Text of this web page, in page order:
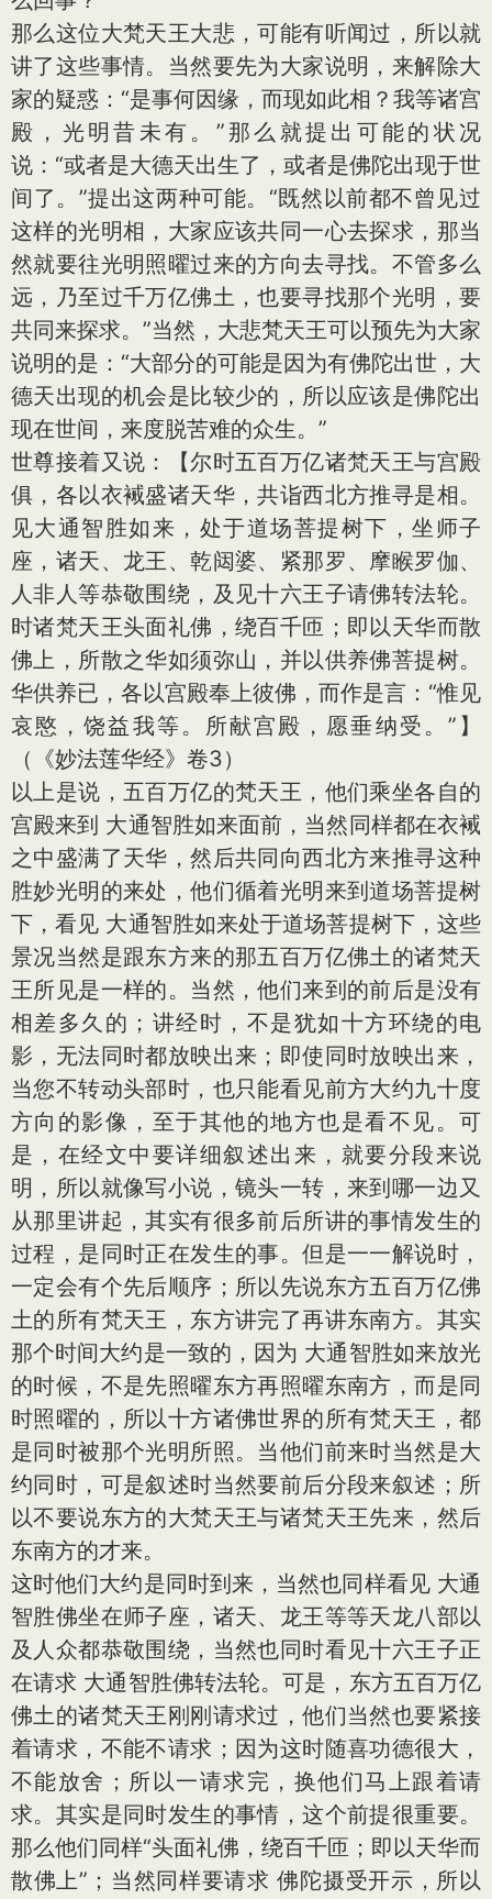
那么这位大梵天王大悲，可能有听闻过，所以就
讲了这些事情。当然要先为大家说明，来解除大
家的疑惑：“是事何因缘，而现如此相？我等诸宫
殿，光明昔未有。”那么就提出可能的状况
说：“或者是大德天出生了，或者是佛陀出现于世
间了。”提出这两种可能。“既然以前都不曾见过
这样的光明相，大家应该共同一心去探求，那当
然就要往光明照曜过来的方向去寻找。不管多么
远，乃至过千万亿佛土，也要寻找那个光明，要
共同来探求。”当然，大悲梵天王可以预先为大家
说明的是：“大部分的可能是因为有佛陀出世，大
德天出现的机会是比较少的，所以应该是佛陀出
现在世间，来度脱苦难的众生。”
世尊接着又说：【尔时五百万亿诸梵天王与宫殿
俱，各以衣裓盛诸天华，共诣西北方推寻是相。
见大通智胜如来，处于道场菩提树下，坐师子
座，诸天、龙王、乾闼婆、紧那罗、摩睺罗伽、
人非人等恭敬围绕，及见十六王子请佛转法轮。
时诸梵天王头面礼佛，绕百千匝；即以天华而散
佛上，所散之华如须弥山，并以供养佛菩提树。
华供养已，各以宫殿奉上彼佛，而作是言：“惟见
哀愍，饶益我等。所献宫殿，愿垂纳受。”】
（《妙法莲华经》卷3）
以上是说，五百万亿的梵天王，他们乘坐各自的
宫殿来到 大通智胜如来面前，当然同样都在衣裓
之中盛满了天华，然后共同向西北方来推寻这种
胜妙光明的来处，他们循着光明来到道场菩提树
下，看见 大通智胜如来处于道场菩提树下，这些
景况当然是跟东方来的那五百万亿佛土的诸梵天
王所见是一样的。当然，他们来到的前后是没有
相差多久的；讲经时，不是犹如十方环绕的电
影，无法同时都放映出来；即使同时放映出来，
当您不转动头部时，也只能看见前方大约九十度
方向的影像，至于其他的地方也是看不见。可
是，在经文中要详细叙述出来，就要分段来说
明，所以就像写小说，镜头一转，来到哪一边又
从那里讲起，其实有很多前后所讲的事情发生的
过程，是同时正在发生的事。但是一一解说时，
一定会有个先后顺序；所以先说东方五百万亿佛
土的所有梵天王，东方讲完了再讲东南方。其实
那个时间大约是一致的，因为 大通智胜如来放光
的时候，不是先照曜东方再照曜东南方，而是同
时照曜的，所以十方诸佛世界的所有梵天王，都
是同时被那个光明所照。当他们前来时当然是大
约同时，可是叙述时当然要前后分段来叙述；所
以不要说东方的大梵天王与诸梵天王先来，然后
东南方的才来。
这时他们大约是同时到来，当然也同样看见 大通
智胜佛坐在师子座，诸天、龙王等等天龙八部以
及人众都恭敬围绕，当然也同时看见十六王子正
在请求 大通智胜佛转法轮。可是，东方五百万亿
佛土的诸梵天王刚刚请求过，他们当然也要紧接
着请求，不能不请求；因为这时随喜功德很大，
不能放舍；所以一请求完，换他们马上跟着请
求。其实是同时发生的事情，这个前提很重要。
那么他们同样“头面礼佛，绕百千匝；即以天华而
散佛上”；当然同样要请求 佛陀摄受开示，所以